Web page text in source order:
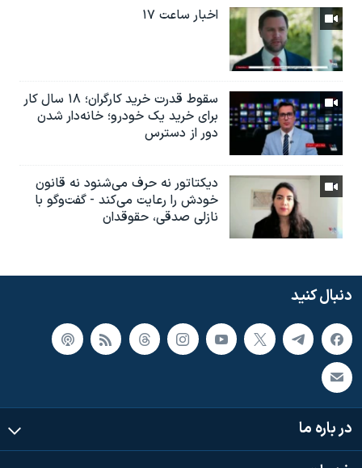
اخبار ساعت ۱۷
سقوط قدرت خرید کارگران؛ ۱۸ سال کار
برای خرید یک خودرو؛ خانه‌دار شدن
دور از دسترس
دیکتاتور نه حرف می‌شنود نه قانون
خودش را رعایت می‌کند - گفت‌وگو با
نازلی صدقی، حقوقدان
دنبال کنید
در باره ما